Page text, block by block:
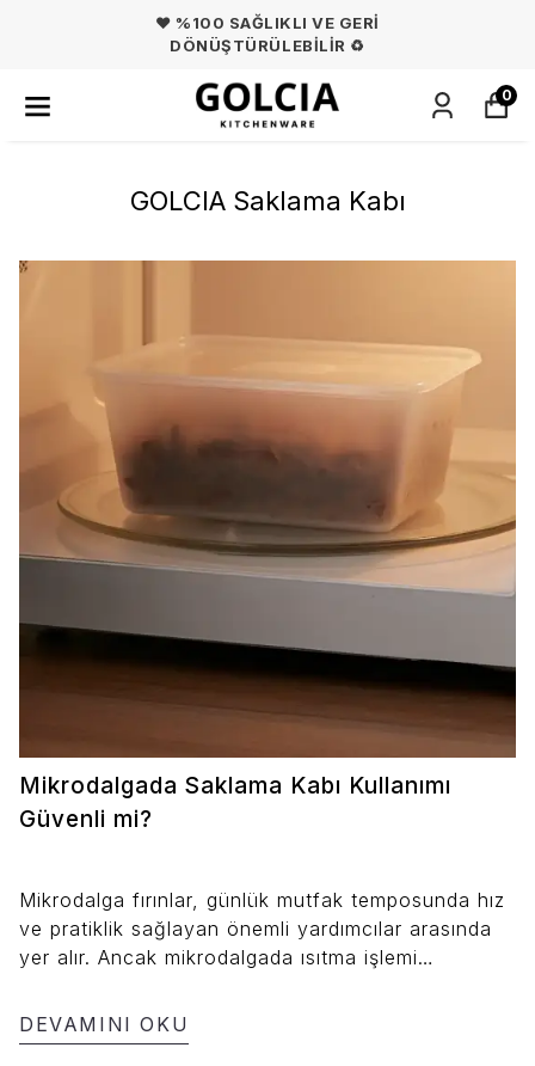
❤️ %100 SAĞLIKLI VE GERİ
DÖNÜŞTÜRÜLEBİLİR ♻️
0
GOLCIA Saklama Kabı
Mikrodalgada Saklama Kabı Kullanımı
Güvenli mi?
Mikrodalga fırınlar, günlük mutfak temposunda hız
ve pratiklik sağlayan önemli yardımcılar arasında
yer alır. Ancak mikrodalgada ısıtma işlemi
hem gıda güvenliği hem de sağlık açısından dikkat
edilmesi gereken bir konudur. Bu yazıda,
DEVAMINI OKU